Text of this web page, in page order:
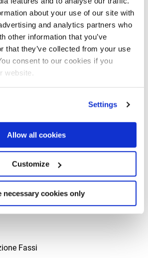
about your use of our site with
and analytics partners who
other information that you’ve
that they’ve collected from your use
consent to our cookies if you
website.
Settings
Allow all cookies
Customize
necessary cookies only
presto, anche un ricco calendario di
la presenza dei nostri marchi alle
oggetto di una sua specifica strategia
che interesserà diversi canali: dalla
ricerca agli annunci sui social, alle
nuovo e importante viaggio che ci
in viaggio!
Fassi